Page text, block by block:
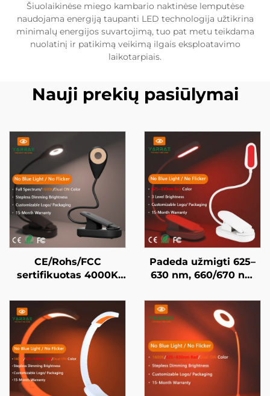
Šiuolaikinėse miego kambario naktinėse lemputėse
naudojama energiją taupanti LED technologija užtikrina
minimalų energijos suvartojimą, tuo pat metu teikdama
nuolatinį ir patikimą veikimą ilgais eksploatavimo
laikotarpiais.
Nauji prekių pasiūlymai
CE/Rohs/FCC
sertifikuotas 4000K
amžinoji spalva, juodai
dažytas nešiojamasis
prisegamas LED
knygos lempa
Padeda užmigti 625–
630 nm, 660/670 nm
mirksėjimo, be
mėlynos šviesos,
baltai dažytas kūnas,
LED knygos lempa